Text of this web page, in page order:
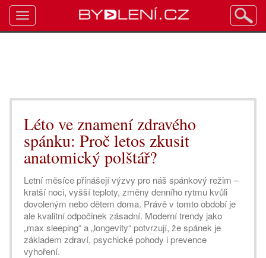
Léto ve znamení zdravého
spánku: Proč letos zkusit
anatomický polštář?
Letní měsíce přinášejí výzvy pro náš spánkový režim –
kratší noci, vyšší teploty, změny denního rytmu kvůli
dovoleným nebo dětem doma. Právě v tomto období je
ale kvalitní odpočinek zásadní. Moderní trendy jako
„max sleeping“ a „longevity“ potvrzují, že spánek je
základem zdraví, psychické pohody i prevence
vyhoření.
Toggle
navigation